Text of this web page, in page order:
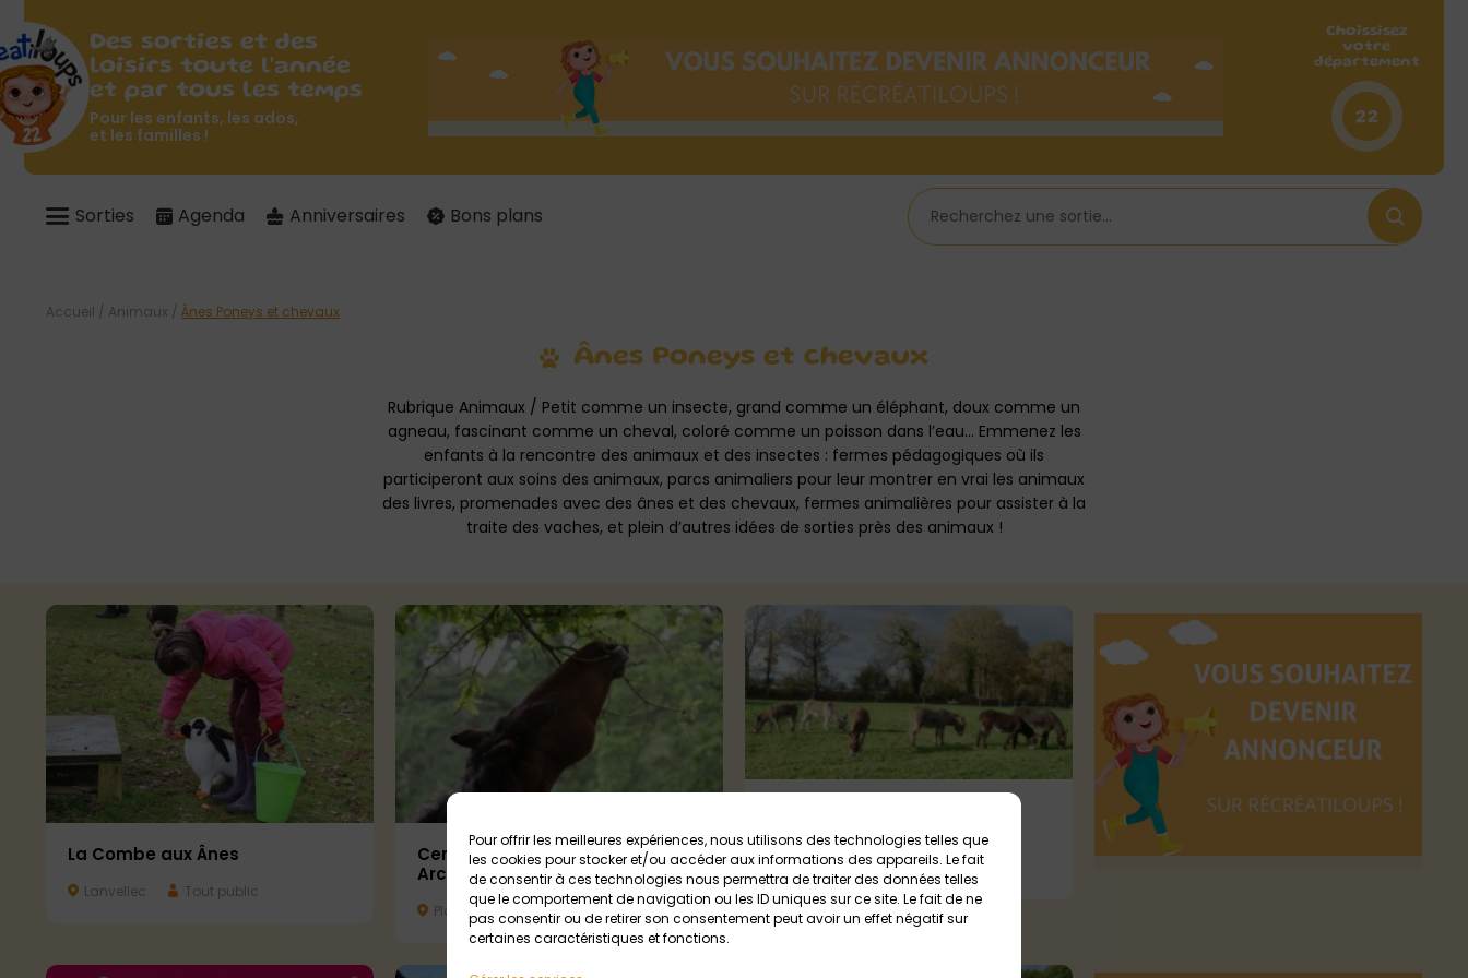
Pour offrir les meilleures expériences, nous utilisons des technologies telles que
les cookies pour stocker et/ou accéder aux informations des appareils. Le fait
de consentir à ces technologies nous permettra de traiter des données telles
que le comportement de navigation ou les ID uniques sur ce site. Le fait de ne
pas consentir ou de retirer son consentement peut avoir un effet négatif sur
certaines caractéristiques et fonctions.
Des sorties et des
loisirs toute l'année
et par tous les temps
Pour les enfants, les ados,
et les familles !
Choissisez
votre
département
22
Sorties Agenda Anniversaires Bons plans
Ânes Poneys et chevaux
Rubrique Animaux / Petit comme un insecte, grand comme un éléphant, doux comme un
agneau, fascinant comme un cheval, coloré comme un poisson dans l’eau… Emmenez les
enfants à la rencontre des animaux et des insectes : fermes pédagogiques où ils
participeront aux soins des animaux, parcs animaliers pour leur montrer en vrai les animaux
des livres, promenades avec des ânes et des chevaux, fermes animalières pour assister à la
traite des vaches, et plein d’autres idées de sorties près des animaux !
Accueil / Animaux / Ânes Poneys et chevaux
La Combe aux Ânes
Lanvellec Tout public
Centre équestre La Cavalerie
Arc en Ciel
Plaintel Tout public
Fiacre
Saint Fiacre Tout public